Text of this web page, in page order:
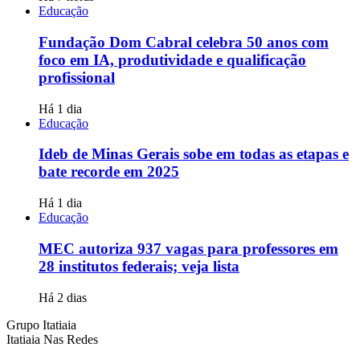
Educação
Fundação Dom Cabral celebra 50 anos com
foco em IA, produtividade e qualificação
profissional
Há 1 dia
Educação
Ideb de Minas Gerais sobe em todas as etapas e
bate recorde em 2025
Há 1 dia
Educação
MEC autoriza 937 vagas para professores em
28 institutos federais; veja lista
Há 2 dias
Grupo Itatiaia
Itatiaia Nas Redes